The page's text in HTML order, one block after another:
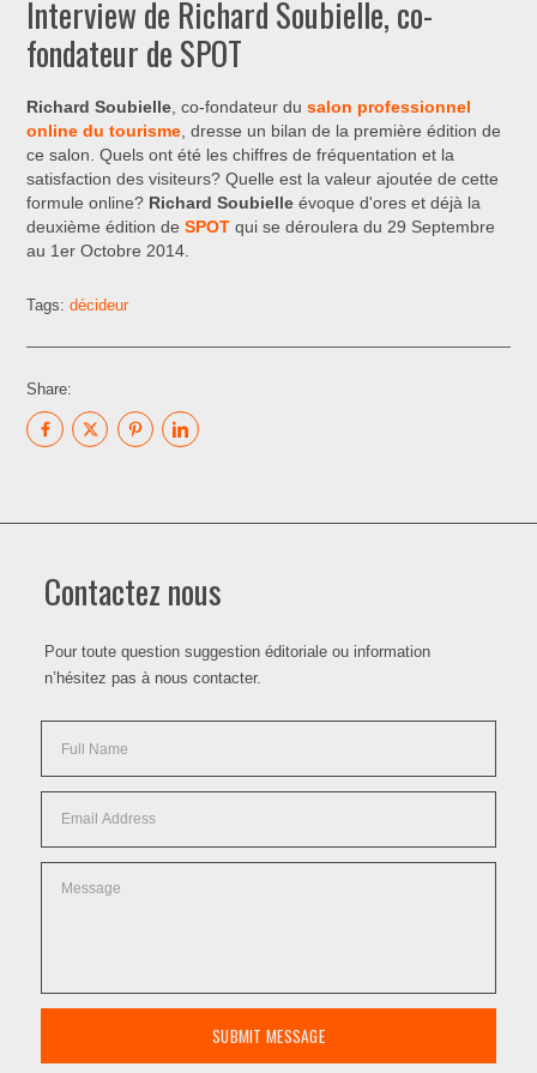
Interview de Richard Soubielle, co-
fondateur de SPOT
Richard Soubielle , co-fondateur dusalon professionnel
online du tourisme , dresse un bilan de la première édition de
ce salon. Quels ont été les chiffres de fréquentation et la
satisfaction des visiteurs? Quelle est la valeur ajoutée de cette
formule online? Richard Soubielle évoque d'ores et déjà la
deuxième édition deSPOT qui se déroulera du 29 Septembre
au 1er Octobre 2014.
Tags:décideur
Share:
Contactez nous
Pour toute question suggestion éditoriale ou information
n’hésitez pas à nous contacter.
SUBMIT MESSAGE